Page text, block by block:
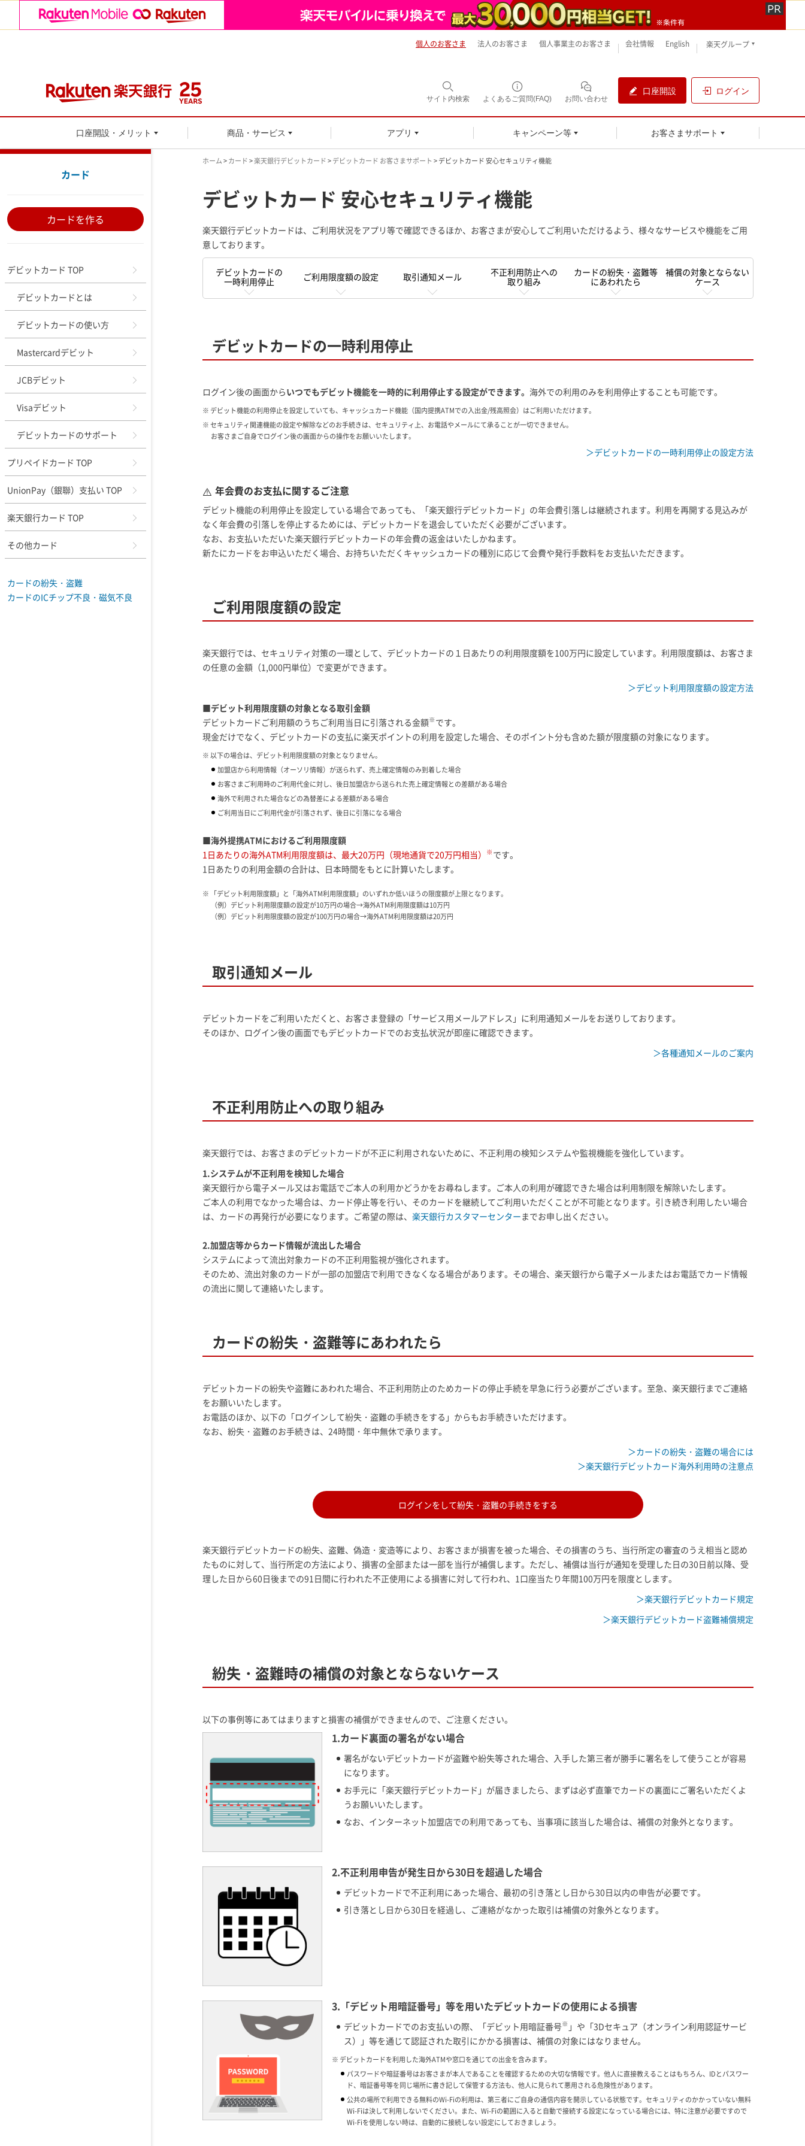
個人のお客さま 法人のお客さま 個人事業主のお客さま 会社情報 English 楽天グループ
サイト内検索 よくあるご質問(FAQ) お問い合わせ
口座開設 ログイン
口座開設・メリット 商品・サービス アプリ キャンペーン等 お客さまサポート
カード
カードを作る
デビットカード TOP
デビットカードとは
デビットカードの使い方
Mastercardデビット
JCBデビット
Visaデビット
デビットカードのサポート
プリペイドカード TOP
UnionPay（銀聯）支払い TOP
楽天銀行カード TOP
その他カード
カードの紛失・盗難
カードのICチップ不良・磁気不良
ホーム>カード>楽天銀行デビットカード>デビットカード お客さまサポート > デビットカード 安心セキュリティ機能
デビットカード 安心セキュリティ機能
楽天銀行デビットカードは、ご利用状況をアプリ等で確認できるほか、お客さまが安心してご利用いただけるよう、様々なサービスや機能をご用
意しております。
デビットカードの
一時利用停止
ご利用限度額の設定 取引通知メール
不正利用防止への
取り組み
カードの紛失・盗難等
にあわれたら
補償の対象とならない
ケース
デビットカードの一時利用停止
ログイン後の画面からいつでもデビット機能を一時的に利用停止する設定ができます。 海外での利用のみを利用停止することも可能です。
※ デビット機能の利用停止を設定していても、キャッシュカード機能（国内提携ATMでの入出金/残高照会）はご利用いただけます。
※ セキュリティ関連機能の設定や解除などのお手続きは、セキュリティ上、お電話やメールにて承ることが一切できません。
お客さまご自身でログイン後の画面からの操作をお願いいたします。
＞デビットカードの一時利用停止の設定方法
年会費のお支払に関するご注意
デビット機能の利用停止を設定している場合であっても、「楽天銀行デビットカード」の年会費引落しは継続されます。利用を再開する見込みが
なく年会費の引落しを停止するためには、デビットカードを退会していただく必要がございます。
なお、お支払いただいた楽天銀行デビットカードの年会費の返金はいたしかねます。
新たにカードをお申込いただく場合、お持ちいただくキャッシュカードの種別に応じて会費や発行手数料をお支払いただきます。
ご利用限度額の設定
楽天銀行では、セキュリティ対策の一環として、デビットカードの１日あたりの利用限度額を100万円に設定しています。利用限度額は、お客さま
の任意の金額（1,000円単位）で変更ができます。
＞デビット利用限度額の設定方法
■デビット利用限度額の対象となる取引金額
デビットカードご利用額のうちご利用当日に引落される金額※ です。
現金だけでなく、デビットカードの支払に楽天ポイントの利用を設定した場合、そのポイント分も含めた額が限度額の対象になります。
※ 以下の場合は、デビット利用限度額の対象となりません。
加盟店から利用情報（オーソリ情報）が送られず、売上確定情報のみ到着した場合
お客さまご利用時のご利用代金に対し、後日加盟店から送られた売上確定情報との差額がある場合
海外で利用された場合などの為替差による差額がある場合
ご利用当日にご利用代金が引落されず、後日に引落になる場合
■海外提携ATMにおけるご利用限度額
1日あたりの海外ATM利用限度額は、最大20万円（現地通貨で20万円相当）
※ です。
1日あたりの利用金額の合計は、日本時間をもとに計算いたします。
※ 「デビット利用限度額」と「海外ATM利用限度額」のいずれか低いほうの限度額が上限となります。
（例）デビット利用限度額の設定が10万円の場合→海外ATM利用限度額は10万円
（例）デビット利用限度額の設定が100万円の場合→海外ATM利用限度額は20万円
取引通知メール
デビットカードをご利用いただくと、お客さま登録の「サービス用メールアドレス」に利用通知メールをお送りしております。
そのほか、ログイン後の画面でもデビットカードでのお支払状況が即座に確認できます。
＞各種通知メールのご案内
不正利用防止への取り組み
楽天銀行では、お客さまのデビットカードが不正に利用されないために、不正利用の検知システムや監視機能を強化しています。
1.システムが不正利用を検知した場合
楽天銀行から電子メール又はお電話でご本人の利用かどうかをお尋ねします。ご本人の利用が確認できた場合は利用制限を解除いたします。
ご本人の利用でなかった場合は、カード停止等を行い、そのカードを継続してご利用いただくことが不可能となります。引き続き利用したい場合
は、カードの再発行が必要になります。ご希望の際は、 楽天銀行カスタマーセンターまでお申し出ください。
2.加盟店等からカード情報が流出した場合
システムによって流出対象カードの不正利用監視が強化されます。
そのため、流出対象のカードが一部の加盟店で利用できなくなる場合があります。その場合、楽天銀行から電子メールまたはお電話でカード情報
の流出に関して連絡いたします。
カードの紛失・盗難等にあわれたら
デビットカードの紛失や盗難にあわれた場合、不正利用防止のためカードの停止手続を早急に行う必要がございます。至急、楽天銀行までご連絡
をお願いいたします。
お電話のほか、以下の「ログインして紛失・盗難の手続きをする」からもお手続きいただけます。
なお、紛失・盗難のお手続きは、24時間・年中無休で承ります。
＞カードの紛失・盗難の場合には
＞楽天銀行デビットカード海外利用時の注意点
ログインをして紛失・盗難の手続きをする
楽天銀行デビットカードの紛失、盗難、偽造・変造等により、お客さまが損害を被った場合、その損害のうち、当行所定の審査のうえ相当と認め
たものに対して、当行所定の方法により、損害の全部または一部を当行が補償します。ただし、補償は当行が通知を受理した日の30日前以降、受
理した日から60日後までの91日間に行われた不正使用による損害に対して行われ、1口座当たり年間100万円を限度とします。
＞楽天銀行デビットカード規定
＞楽天銀行デビットカード盗難補償規定
紛失・盗難時の補償の対象とならないケース
以下の事例等にあてはまりますと損害の補償ができませんので、ご注意ください。
1.カード裏面の署名がない場合
署名がないデビットカードが盗難や紛失等された場合、入手した第三者が勝手に署名をして使うことが容易
になります。
お手元に「楽天銀行デビットカード」が届きましたら、まずは必ず直筆でカードの裏面にご署名いただくよ
うお願いいたします。
なお、インターネット加盟店での利用であっても、当事項に該当した場合は、補償の対象外となります。
2.不正利用申告が発生日から30日を超過した場合
デビットカードで不正利用にあった場合、最初の引き落とし日から30日以内の申告が必要です。
引き落とし日から30日を経過し、ご連絡がなかった取引は補償の対象外となります。
3.「デビット用暗証番号」等を用いたデビットカードの使用による損害
デビットカードでのお支払いの際、「デビット用暗証番号※ 」や「3Dセキュア（オンライン利用認証サービ
ス）」等を通じて認証された取引にかかる損害は、補償の対象にはなりません。
※ デビットカードを利用した海外ATMや窓口を通じての出金を含みます。
パスワードや暗証番号はお客さまが本人であることを確認するための大切な情報です。他人に直接教えることはもちろん、IDとパスワー
ド、暗証番号等を同じ場所に書き記して保管する方法も、他人に見られて悪用される危険性があります。
公共の場所で利用できる無料のWi-Fiの利用は、第三者にご自身の通信内容を開示している状態です。セキュリティのかかっていない無料
Wi-Fiは決して利用しないでください。また、Wi-Fiの範囲に入ると自動で接続する設定になっている場合には、特に注意が必要ですので
Wi-Fiを使用しない時は、自動的に接続しない設定にしておきましょう。